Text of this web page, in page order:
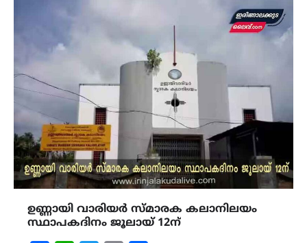
ഉണ്ണായി വാരിയർ സ്‌മാരക കലാനിലയം
സ്ഥാപകദിനം ജൂലായ് 12ന്